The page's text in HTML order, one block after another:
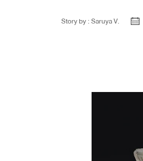
Story by : Saruya V.